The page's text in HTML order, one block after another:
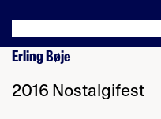
Erling Bøje
2016 Nostalgifest